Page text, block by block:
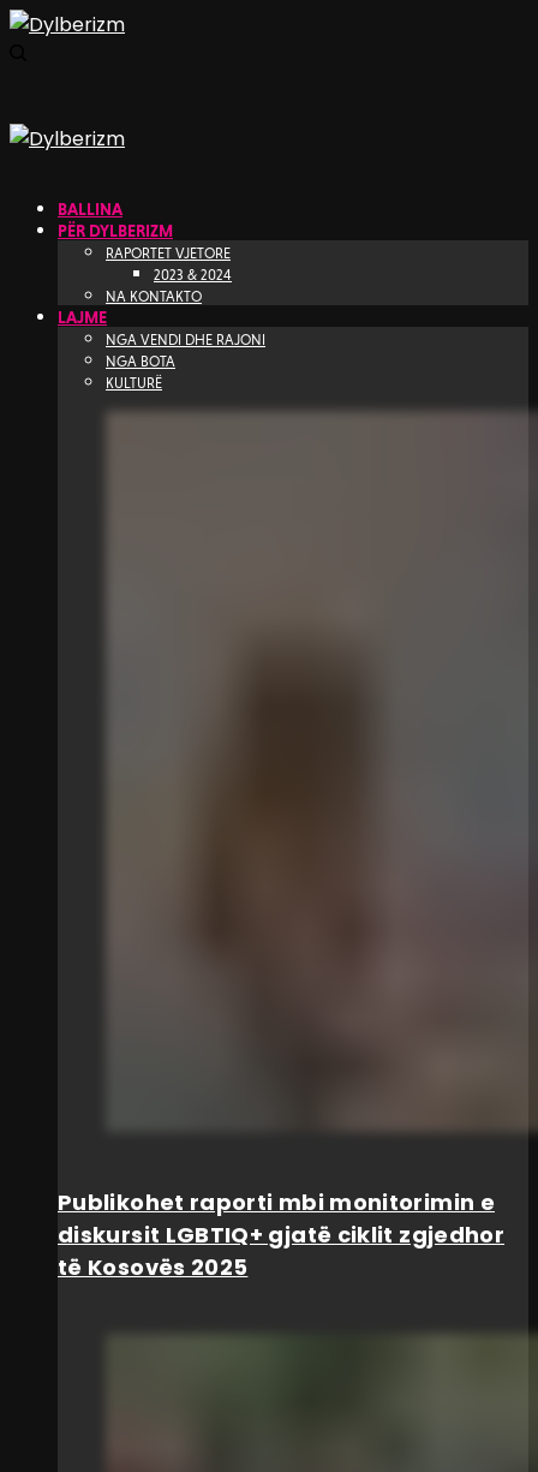
BALLINA
PËR DYLBERIZM
RAPORTET VJETORE
2023 & 2024
NA KONTAKTO
LAJME
NGA VENDI DHE RAJONI
NGA BOTA
KULTURË
Publikohet raporti mbi monitorimin e
diskursit LGBTIQ+ gjatë ciklit zgjedhor
të Kosovës 2025